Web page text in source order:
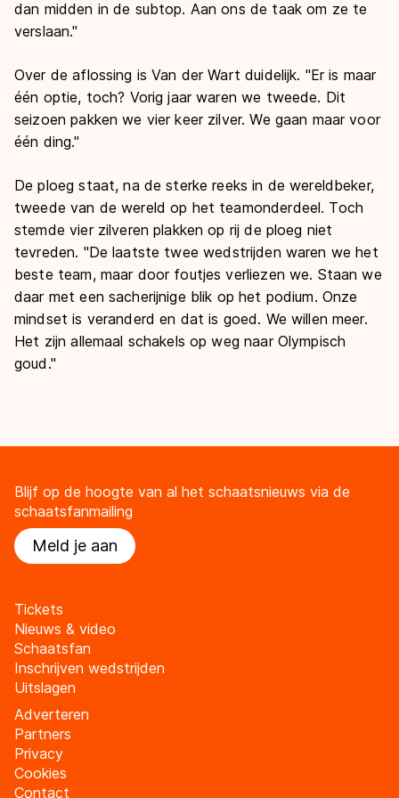
dan midden in de subtop. Aan ons de taak om ze te
verslaan."
Over de aflossing is Van der Wart duidelijk. "Er is maar
één optie, toch? Vorig jaar waren we tweede. Dit
seizoen pakken we vier keer zilver. We gaan maar voor
één ding."
De ploeg staat, na de sterke reeks in de wereldbeker,
tweede van de wereld op het teamonderdeel. Toch
stemde vier zilveren plakken op rij de ploeg niet
tevreden. "De laatste twee wedstrijden waren we het
beste team, maar door foutjes verliezen we. Staan we
daar met een sacherijnige blik op het podium. Onze
mindset is veranderd en dat is goed. We willen meer.
Het zijn allemaal schakels op weg naar Olympisch
goud."
Blijf op de hoogte van al het schaatsnieuws via de
schaatsfanmailing
Meld je aan
Tickets
Nieuws & video
Schaatsfan
Inschrijven wedstrijden
Uitslagen
Adverteren
Partners
Privacy
Cookies
Contact